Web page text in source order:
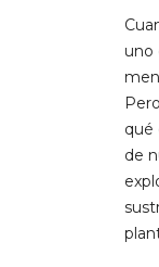
uno
qué
de